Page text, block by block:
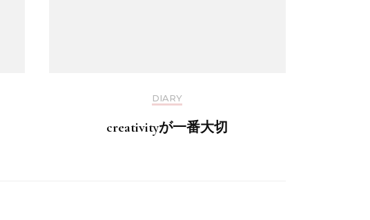
DIARY
creativityが一番大切